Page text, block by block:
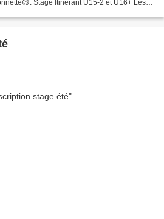
Stage Itinérant U15-2 et U16+ Les